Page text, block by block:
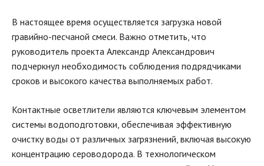
В настоящее время осуществляется загрузка новой
гравийно-песчаной смеси. Важно отметить, что
руководитель проекта Александр Александрович
подчеркнул необходимость соблюдения подрядчиками
сроков и высокого качества выполняемых работ.
Контактные осветлители являются ключевым элементом
системы водоподготовки, обеспечивая эффективную
очистку воды от различных загрязнений, включая высокую
концентрацию сероводорода. В технологическом